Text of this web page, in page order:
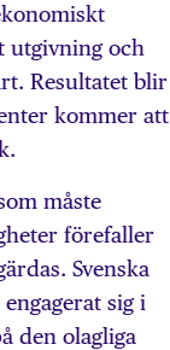
utgivning och
Resultatet blir
kommer att
måste
förefaller
Svenska
sig i
den olagliga